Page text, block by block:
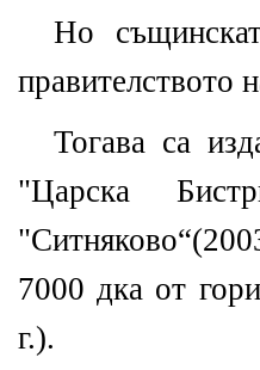
Но
правителството
Тогава са
"Царска
7000 дка от
г.).